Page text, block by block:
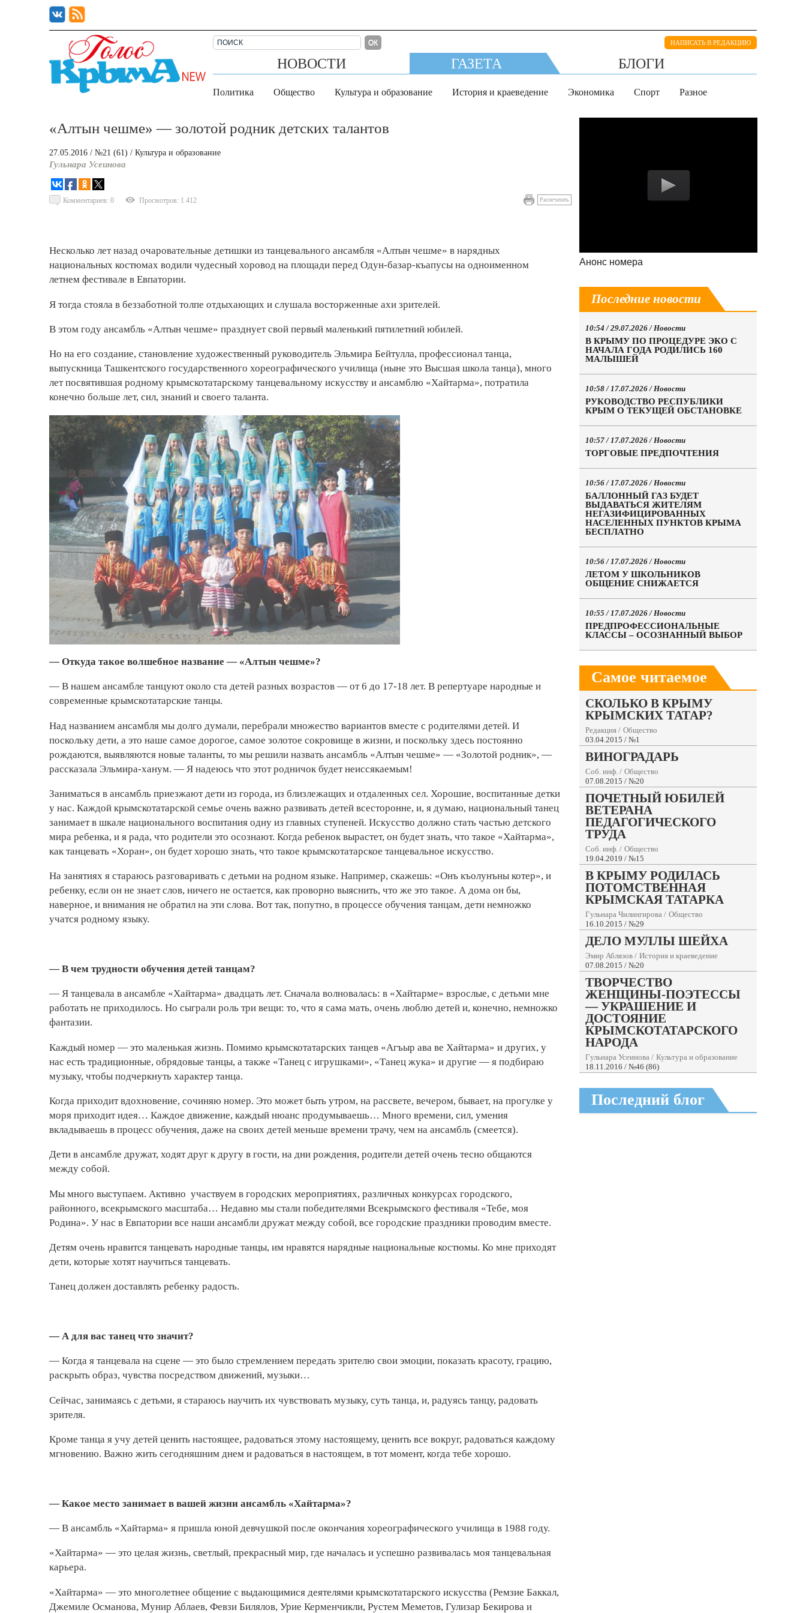
ОК НАПИСАТЬ В РЕДАКЦИЮ
НОВОСТИ ГАЗЕТА БЛОГИ
Политика Общество Культура и образование История и краеведение Экономика Спорт Разное
«Алтын чешме» — золотой родник детских талантов
27.05.2016 / №21 (61) / Культура и образование
Гульнара Усеинова
Комментариев: 0 Просмотров: 1 412 Распечатать
Несколько лет назад очаровательные детишки из танцевального ансамбля «Алтын чешме» в нарядных
национальных костюмах водили чудесный хоровод на площади перед Одун-базар-къапусы на одноименном
летнем фестивале в Евпатории.
Я тогда стояла в беззаботной толпе отдыхающих и слушала восторженные ахи зрителей.
В этом году ансамбль «Алтын чешме» празднует свой первый маленький пятилетний юбилей.
Но на его создание, становление художественный руководитель Эльмира Бейтулла, профессионал танца,
выпускница Ташкентского государственного хореографического училища (ныне это Высшая школа танца), много
лет посвятившая родному крымскотатарскому танцевальному искусству и ансамблю «Хайтарма», потратила
конечно больше лет, сил, знаний и своего таланта.
— Откуда такое волшебное название — «Алтын чешме»?
— В нашем ансамбле танцуют около ста детей разных возрастов — от 6 до 17-18 лет. В репертуаре народные и
современные крымскотатарские танцы.
Над названием ансамбля мы долго думали, перебрали множество вариантов вместе с родителями детей. И
поскольку дети, а это наше самое дорогое, самое золотое сокровище в жизни, и поскольку здесь постоянно
рождаются, выявляются новые таланты, то мы решили назвать ансамбль «Алтын чешме» — «Золотой родник», —
рассказала Эльмира-ханум. — Я надеюсь что этот родничок будет неиссякаемым!
Заниматься в ансамбль приезжают дети из города, из близлежащих и отдаленных сел. Хорошие, воспитанные детки
у нас. Каждой крымскотатарской семье очень важно развивать детей всесторонне, и, я думаю, национальный танец
занимает в шкале национального воспитания одну из главных ступеней. Искусство должно стать частью детского
мира ребенка, и я рада, что родители это осознают. Когда ребенок вырастет, он будет знать, что такое «Хайтарма»,
как танцевать «Хоран», он будет хорошо знать, что такое крымскотатарское танцевальное искусство.
На занятиях я стараюсь разговаривать с детьми на родном языке. Например, скажешь: «Онъ къолунъны котер», и
ребенку, если он не знает слов, ничего не остается, как проворно выяснить, что же это такое. А дома он бы,
наверное, и внимания не обратил на эти слова. Вот так, попутно, в процессе обучения танцам, дети немножко
учатся родному языку.
— В чем трудности обучения детей танцам?
— Я танцевала в ансамбле «Хайтарма» двадцать лет. Сначала волновалась: в «Хайтарме» взрослые, с детьми мне
работать не приходилось. Но сыграли роль три вещи: то, что я сама мать, очень люблю детей и, конечно, немножко
фантазии.
Каждый номер — это маленькая жизнь. Помимо крымскотатарских танцев «Агъыр ава ве Хайтарма» и других, у
нас есть традиционные, обрядовые танцы, а также «Танец с игрушками», «Танец жука» и другие — я подбираю
музыку, чтобы подчеркнуть характер танца.
Когда приходит вдохновение, сочиняю номер. Это может быть утром, на рассвете, вечером, бывает, на прогулке у
моря приходит идея… Каждое движение, каждый нюанс продумываешь… Много времени, сил, умения
вкладываешь в процесс обучения, даже на своих детей меньше времени трачу, чем на ансамбль (смеется).
Дети в ансамбле дружат, ходят друг к другу в гости, на дни рождения, родители детей очень тесно общаются
между собой.
Мы много выступаем. Активно участвуем в городских мероприятиях, различных конкурсах городского,
районного, всекрымского масштаба… Недавно мы стали победителями Всекрымского фестиваля «Тебе, моя
Родина». У нас в Евпатории все наши ансамбли дружат между собой, все городские праздники проводим вместе.
Детям очень нравится танцевать народные танцы, им нравятся нарядные национальные костюмы. Ко мне приходят
дети, которые хотят научиться танцевать.
Танец должен доставлять ребенку радость.
— А для вас танец что значит?
— Когда я танцевала на сцене — это было стремлением передать зрителю свои эмоции, показать красоту, грацию,
раскрыть образ, чувства посредством движений, музыки…
Сейчас, занимаясь с детьми, я стараюсь научить их чувствовать музыку, суть танца, и, радуясь танцу, радовать
зрителя.
Кроме танца я учу детей ценить настоящее, радоваться этому настоящему, ценить все вокруг, радоваться каждому
мгновению. Важно жить сегодняшним днем и радоваться в настоящем, в тот момент, когда тебе хорошо.
— Какое место занимает в вашей жизни ансамбль «Хайтарма»?
— В ансамбль «Хайтарма» я пришла юной девчушкой после окончания хореографического училища в 1988 году.
«Хайтарма» — это целая жизнь, светлый, прекрасный мир, где началась и успешно развивалась моя танцевальная
карьера.
«Хайтарма» — это многолетнее общение с выдающимися деятелями крымскотатарского искусства (Ремзие Баккал,
Джемиле Османова, Мунир Аблаев, Февзи Билялов, Урие Керменчикли, Рустем Меметов, Гулизар Бекирова и
Анонс номера
Последние новости
10:54 / 29.07.2026 /Новости
В КРЫМУ ПО ПРОЦЕДУРЕ ЭКО С
НАЧАЛА ГОДА РОДИЛИСЬ 160
МАЛЫШЕЙ
10:58 / 17.07.2026 /Новости
РУКОВОДСТВО РЕСПУБЛИКИ
КРЫМ О ТЕКУЩЕЙ ОБСТАНОВКЕ
10:57 / 17.07.2026 /Новости
ТОРГОВЫЕ ПРЕДПОЧТЕНИЯ
10:56 / 17.07.2026 /Новости
БАЛЛОННЫЙ ГАЗ БУДЕТ
ВЫДАВАТЬСЯ ЖИТЕЛЯМ
НЕГАЗИФИЦИРОВАННЫХ
НАСЕЛЕННЫХ ПУНКТОВ КРЫМА
БЕСПЛАТНО
10:56 / 17.07.2026 /Новости
ЛЕТОМ У ШКОЛЬНИКОВ
ОБЩЕНИЕ СНИЖАЕТСЯ
10:55 / 17.07.2026 /Новости
ПРЕДПРОФЕССИОНАЛЬНЫЕ
КЛАССЫ – ОСОЗНАННЫЙ ВЫБОР
Самое читаемое
СКОЛЬКО В КРЫМУ
КРЫМСКИХ ТАТАР?
Редакция / Общество
03.04.2015 / №1
ВИНОГРАДАРЬ
Соб. инф. / Общество
07.08.2015 / №20
ПОЧЕТНЫЙ ЮБИЛЕЙ
ВЕТЕРАНА
ПЕДАГОГИЧЕСКОГО
ТРУДА
Соб. инф. / Общество
19.04.2019 / №15
В КРЫМУ РОДИЛАСЬ
ПОТОМСТВЕННАЯ
КРЫМСКАЯ ТАТАРКА
Гульнара Чилингирова / Общество
16.10.2015 / №29
ДЕЛО МУЛЛЫ ШЕЙХА
Эмир Аблязов / История и краеведение
07.08.2015 / №20
ТВОРЧЕСТВО
ЖЕНЩИНЫ-ПОЭТЕССЫ
— УКРАШЕНИЕ И
ДОСТОЯНИЕ
КРЫМСКОТАТАРСКОГО
НАРОДА
Гульнара Усеинова / Культура и образование
18.11.2016 / №46 (86)
Последний блог